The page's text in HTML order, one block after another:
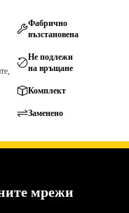
Фабрично
възстановена
Не подлежи
на връщане
Комплект
Заменено
мрежи